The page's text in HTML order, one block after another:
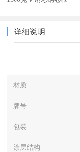
详细说明
材质
牌号
包装
涂层结构